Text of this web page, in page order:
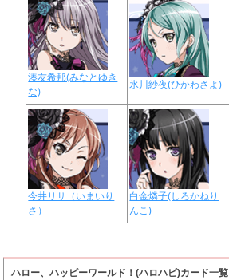
湊友希那(みなとゆき
な)
氷川紗夜(ひかわさよ)
今井リサ（いまいり
さ）
白金燐子(しろかねり
んこ)
ハロー、ハッピーワールド！(ハロハピ)カード一覧